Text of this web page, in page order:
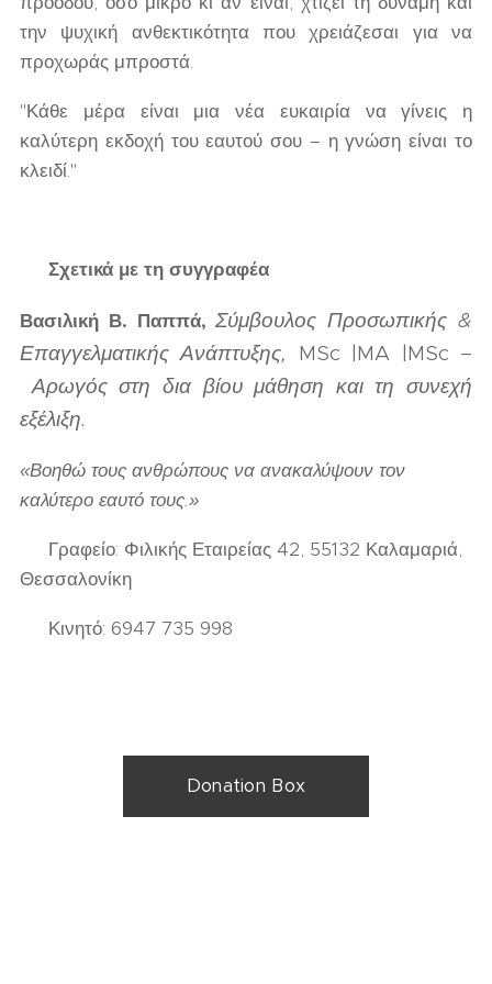
την ψυχική ανθεκτικότητα που χρειάζεσαι για να
προχωράς μπροστά.
"Κάθε μέρα είναι μια νέα ευκαιρία να γίνεις η
καλύτερη εκδοχή του εαυτού σου – η γνώση είναι το
κλειδί."
Σχετικά με τη συγγραφέα
Βασιλική Β. Παππά, Σύμβουλος Προσωπικής &
Επαγγελματικής Ανάπτυξης, MSc |MA |MSc –
Αρωγός στη δια βίου μάθηση και τη συνεχή
εξέλιξη.
«Βοηθώ τους ανθρώπους να ανακαλύψουν τον
καλύτερο εαυτό τους.»
📍 Γραφείο: Φιλικής Εταιρείας 42, 55132 Καλαμαριά,
Θεσσαλονίκη
📞 Κινητό: 6947 735 998
Donation Box